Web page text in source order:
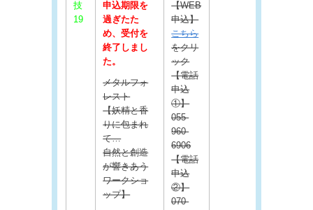
技
19
申込期限を
過ぎたた
め、受付を
終了しまし
た。
メタルフォ
レスト
【妖精と香
りに包まれ
て…
自然と創造
が響きあう
ワークショ
ップ】
【WEB
申込】
こちら
をクリ
ック
【電話
申込
①】
055-
960-
6906
【電話
申込
②】
070-